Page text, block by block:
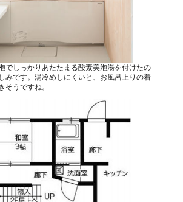
でしっかりあたたまる酸素美泡湯を付けたの
みです。湯冷めしにくいと、お風呂上りの着
そうですね。